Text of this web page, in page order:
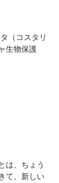
（コスタリ
生物保護
は、ちょう
て、新しい